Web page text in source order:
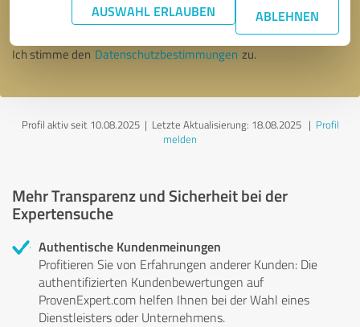
AUSWAHL ERLAUBEN ABLEHNEN
Nachricht senden
Ich stimme den Datenschutzbestimmungen zu.
Profil aktiv seit 10.08.2025 | Letzte Aktualisierung: 18.08.2025| Profil
melden
Mehr Transparenz und Sicherheit bei der
Expertensuche
Authentische Kundenmeinungen
Profitieren Sie von Erfahrungen anderer Kunden: Die
authentifizierten Kundenbewertungen auf
ProvenExpert.com helfen Ihnen bei der Wahl eines
Dienstleisters oder Unternehmens.